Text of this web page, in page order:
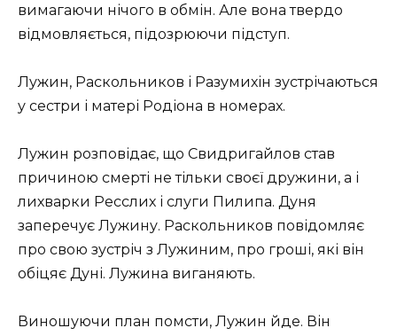
вимагаючи нічого в обмін. Але вона твердо
відмовляється, підозрюючи підступ.
Лужин, Раскольников і Разумихін зустрічаються
у сестри і матері Родіона в номерах.
Лужин розповідає, що Свидригайлов став
причиною смерті не тільки своєї дружини, а і
лихварки Ресслих і слуги Пилипа. Дуня
заперечує Лужину. Раскольников повідомляє
про свою зустріч з Лужиним, про гроші, які він
обіцяє Дуні. Лужина виганяють.
Виношуючи план помсти, Лужин йде. Він